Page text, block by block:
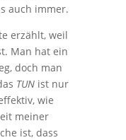
auch immer.
erzählt, weil
Man hat ein
doch man
TUNist nur
wie
meiner
ist, dass